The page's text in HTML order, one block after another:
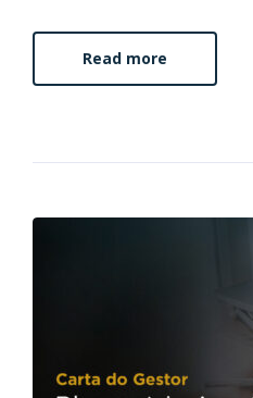
Read more